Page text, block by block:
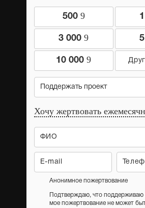
500 9
3 000 9
10 000 9
Поддержать проект
Хочу жертвовать
Анонимное пожертвование
Подтверждаю, что поддерживаю
мое пожертвование не может